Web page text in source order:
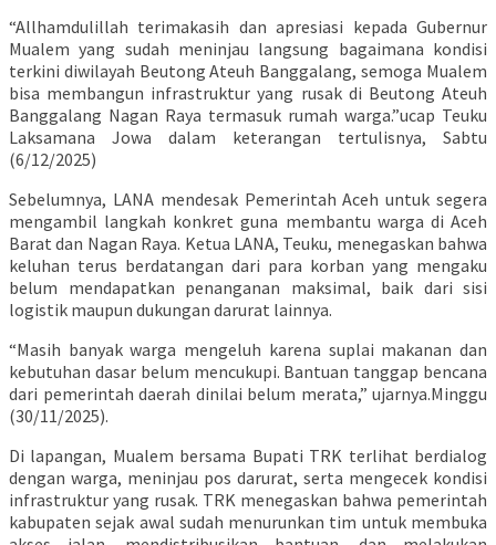
“Allhamdulillah terimakasih dan apresiasi kepada Gubernur
Mualem yang sudah meninjau langsung bagaimana kondisi
terkini diwilayah Beutong Ateuh Banggalang, semoga Mualem
bisa membangun infrastruktur yang rusak di Beutong Ateuh
Banggalang Nagan Raya termasuk rumah warga.”ucap Teuku
Laksamana Jowa dalam keterangan tertulisnya, Sabtu
(6/12/2025)
Sebelumnya, LANA mendesak Pemerintah Aceh untuk segera
mengambil langkah konkret guna membantu warga di Aceh
Barat dan Nagan Raya. Ketua LANA, Teuku, menegaskan bahwa
keluhan terus berdatangan dari para korban yang mengaku
belum mendapatkan penanganan maksimal, baik dari sisi
logistik maupun dukungan darurat lainnya.
“Masih banyak warga mengeluh karena suplai makanan dan
kebutuhan dasar belum mencukupi. Bantuan tanggap bencana
dari pemerintah daerah dinilai belum merata,” ujarnya.Minggu
(30/11/2025).
Di lapangan, Mualem bersama Bupati TRK terlihat berdialog
dengan warga, meninjau pos darurat, serta mengecek kondisi
infrastruktur yang rusak. TRK menegaskan bahwa pemerintah
kabupaten sejak awal sudah menurunkan tim untuk membuka